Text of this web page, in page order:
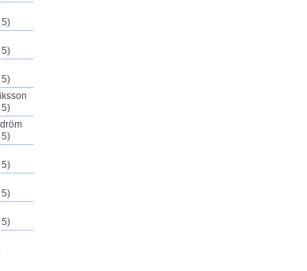
5)
5)
5)
5)
5)
5)
5)
5)